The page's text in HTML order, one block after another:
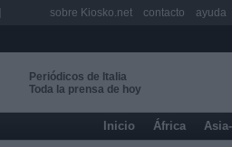
Periódicos de Italia
Toda la prensa de hoy
Inicio África
sobre Kiosko.net contacto ayuda